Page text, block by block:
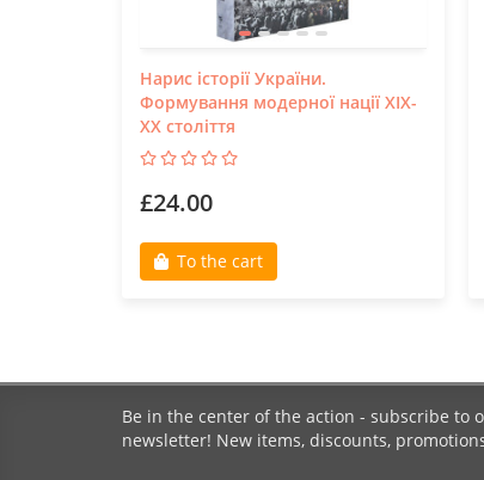
Нарис історії України.
Формування модерної нації XIX-
XX століття
£24.00
To the cart
Be in the center of the action - subscribe to
newsletter! New items, discounts,